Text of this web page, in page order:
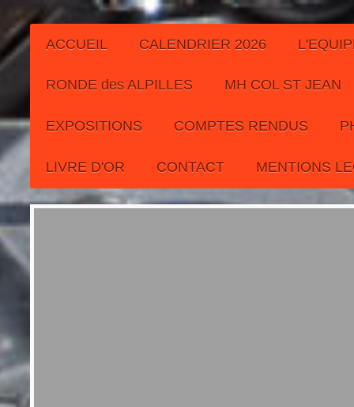
ACCUEIL CALENDRIER 2026
RONDE des ALPILLES MH COL ST JEAN
EXPOSITIONS COMPTES RENDUS
LIVRE D'OR CONTACT MENTIONS